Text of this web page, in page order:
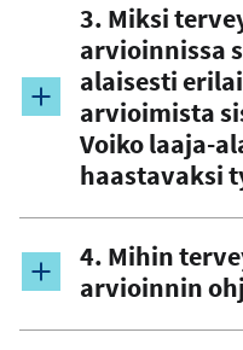
3. Miksi
arvioinnissa
alaisesti
arvioimista
Voiko laaja-
haastavaksi
4. Mihin
arvioinnin